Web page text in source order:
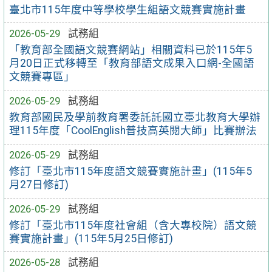
臺北市115年度中等學校學生組語文競賽實施計畫
2026-05-29
試務組
「教育部全國語文競賽網站」相關資料已於115年5
月20日正式移轉至「教育部語文成果入口網-全國語
文競賽專區」
2026-05-29
試務組
教育部國民及學前教育署委託託國立臺北教育大學辦
理115年度「CoolEnglish普技高英閱大師」比賽辦法
2026-05-29
試務組
修訂「臺北市115年度語文競賽實施計畫」(115年5
月27日修訂)
2026-05-29
試務組
修訂「臺北市115年度社會組（含大專校院）語文競
賽實施計畫」(115年5月25日修訂)
2026-05-28
試務組